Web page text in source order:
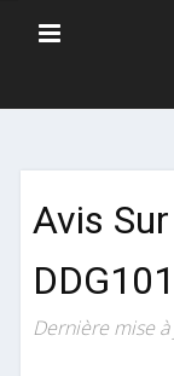
Avis
Dernière mise